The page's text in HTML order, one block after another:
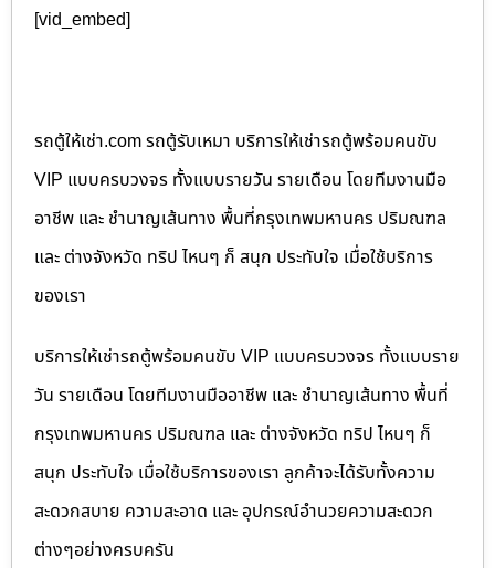
[vid_embed]
รถตู้ให้เช่า.com รถตู้รับเหมา บริการให้เช่ารถตู้พร้อมคนขับ
VIP แบบครบวงจร ทั้งแบบรายวัน รายเดือน โดยทีมงานมือ
อาชีพ และ ชำนาญเส้นทาง พื้นที่กรุงเทพมหานคร ปริมณฑล
และ ต่างจังหวัด ทริป ไหนๆ ก็ สนุก ประทับใจ เมื่อใช้บริการ
ของเรา
บริการให้เช่ารถตู้พร้อมคนขับ VIP แบบครบวงจร ทั้งแบบราย
วัน รายเดือน โดยทีมงานมืออาชีพ และ ชำนาญเส้นทาง พื้นที่
กรุงเทพมหานคร ปริมณฑล และ ต่างจังหวัด ทริป ไหนๆ ก็
สนุก ประทับใจ เมื่อใช้บริการของเรา ลูกค้าจะได้รับทั้งความ
สะดวกสบาย ความสะอาด และ อุปกรณ์อำนวยความสะดวก
ต่างๆอย่างครบครัน